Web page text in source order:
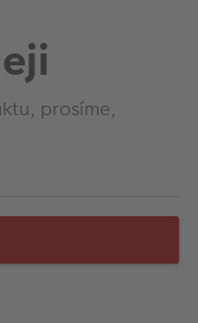
prosíme,